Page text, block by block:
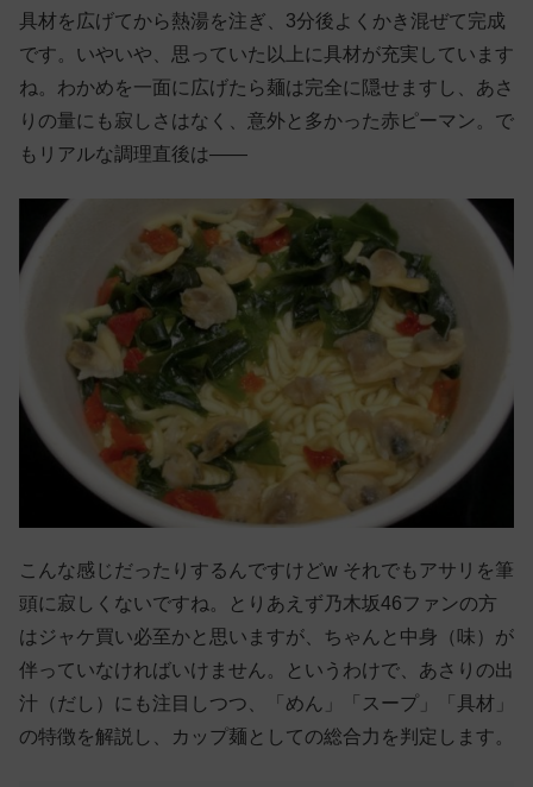
具材を広げてから熱湯を注ぎ、3分後よくかき混ぜて完成
です。いやいや、思っていた以上に具材が充実しています
ね。わかめを一面に広げたら麺は完全に隠せますし、あさ
りの量にも寂しさはなく、意外と多かった赤ピーマン。で
もリアルな調理直後は——
こんな感じだったりするんですけどw それでもアサリを筆
頭に寂しくないですね。とりあえず乃木坂46ファンの方
はジャケ買い必至かと思いますが、ちゃんと中身（味）が
伴っていなければいけません。というわけで、あさりの出
汁（だし）にも注目しつつ、「めん」「スープ」「具材」
の特徴を解説し、カップ麺としての総合力を判定します。